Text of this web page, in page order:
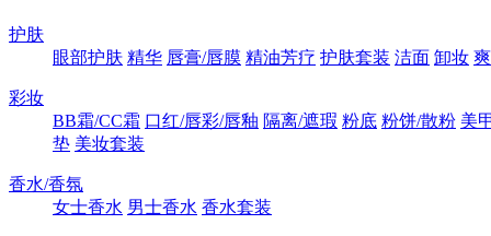
护肤
眼部护肤 精华 唇膏/唇膜 精油芳疗 护肤套装 洁面 卸妆
彩妆
BB霜/CC霜 口红/唇彩/唇釉 隔离/遮瑕 粉底 粉饼/散粉 美
垫 美妆套装
香水/香氛
女士香水 男士香水 香水套装